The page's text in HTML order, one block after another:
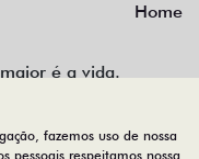
Home
é a vida.
fazemos uso de nossa
pessoais respeitamos nossa